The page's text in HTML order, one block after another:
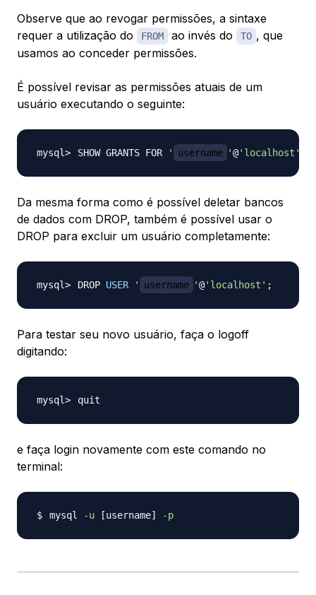
Observe que ao revogar permissões, a sintaxe
requer a utilização do
FROM ao invés do TO , que
usamos ao conceder permissões.
É possível revisar as permissões atuais de um
usuário executando o seguinte:
SHOW GRANTS FOR ' username '@'localhost'
Da mesma forma como é possível deletar bancos
de dados com DROP, também é possível usar o
DROP para excluir um usuário completamente:
DROP USER ' username '@'localhost' ;
Para testar seu novo usuário, faça o logoff
digitando:
e faça login novamente com este comando no
terminal:
mysql -u [username] -p